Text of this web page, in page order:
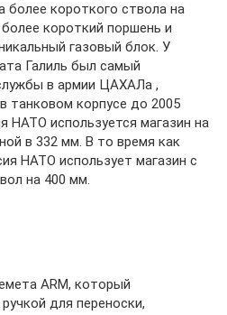
короткого ствола на
короткий поршень и
газовый блок. У
Галиль был самый
в армии ЦАХАЛа ,
танковом корпусе до 2005
НАТО используется магазин на
в 332 мм. В то время как
НАТО использует магазин с
на 400 мм.
ARM, который
для переноски,